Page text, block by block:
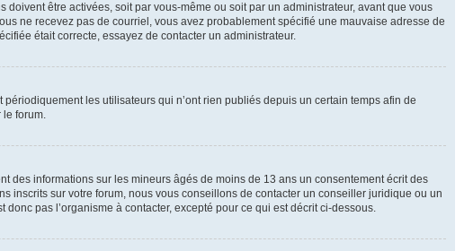
être activées, soit par vous-même ou soit par un administrateur, avant que vous
ne recevez pas de courriel, vous avez probablement spécifié une mauvaise adresse de
était correcte, essayez de contacter un administrateur.
les utilisateurs qui n’ont rien publiés depuis un certain temps afin de
le forum.
des informations sur les mineurs âgés de moins de 13 ans un consentement écrit des
inscrits sur votre forum, nous vous conseillons de contacter un conseiller juridique ou un
pas l’organisme à contacter, excepté pour ce qui est décrit ci-dessous.